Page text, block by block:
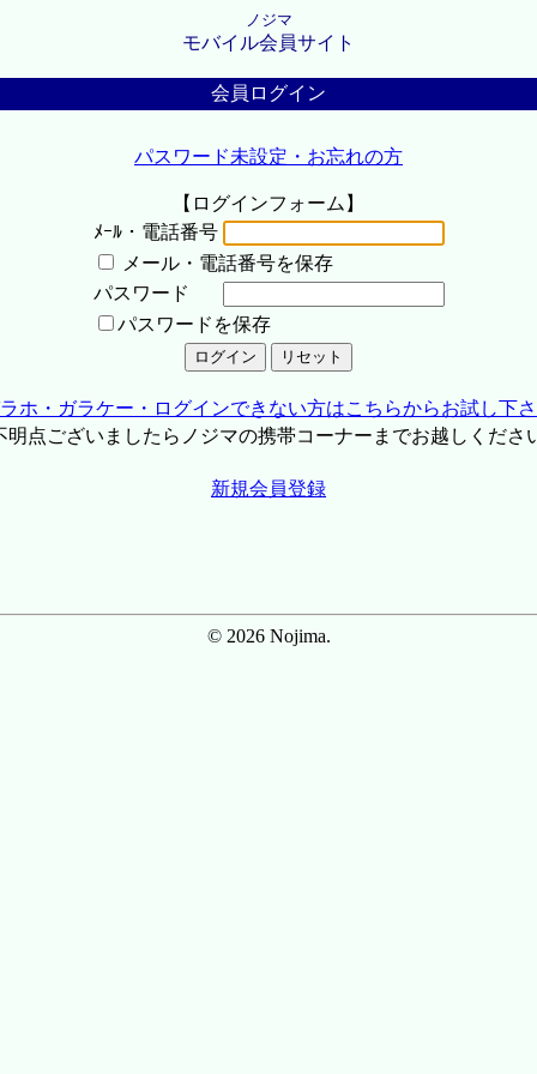
ノジマ
モバイル会員サイト
会員ログイン
パスワード未設定・お忘れの方
【ログインフォーム】
ﾒｰﾙ・電話番号
メール・電話番号を保存
パスワード
パスワードを保存
ホ・ガラケー・ログインできない方はこちらからお試し下
点ございましたらノジマの携帯コーナーまでお越しくださ
新規会員登録
© 2026 Nojima.